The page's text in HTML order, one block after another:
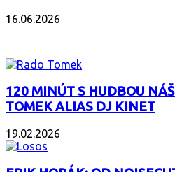
16.06.2026
120 MINÚT S HUDBOU
TOMEK ALIAS DJ KINET
19.02.2026